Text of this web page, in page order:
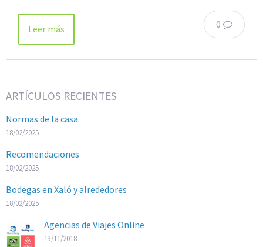
0
Leer más
ARTÍCULOS RECIENTES
Normas de la casa
18/02/2025
Recomendaciones
18/02/2025
Bodegas en Xaló y alrededores
18/02/2025
Agencias de Viajes Online
13/11/2018